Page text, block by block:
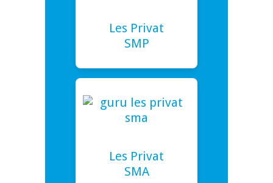
Les Privat
SMP
Les Privat
SMA